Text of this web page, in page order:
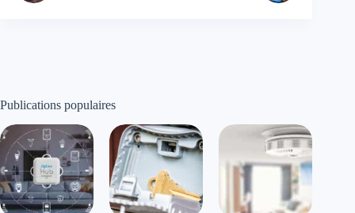
Publications populaires